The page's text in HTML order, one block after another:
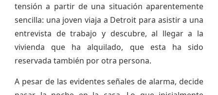
tensión a partir de una situación aparentemente
sencilla: una joven viaja a Detroit para asistir a una
entrevista de trabajo y descubre, al llegar a la
vivienda que ha alquilado, que esta ha sido
reservada también por otra persona.
A pesar de las evidentes señales de alarma, decide